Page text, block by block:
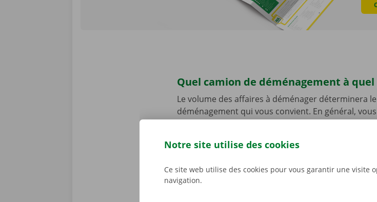
Quel camion de déménagement à quel
Le volume des affaires à déménager déterminera
déménagement qui vous convient. En général,
Calculez exactement la capacité de chargement
vous conviendra parfaitement. Les plus petits
de 6 m³. Pour le déménagement d’une maison ou
Notre site utilise des cookies
Ce site web utilise des cookies pour vous garantir une visite
navigation.